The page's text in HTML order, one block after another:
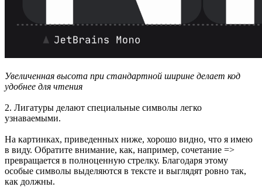
Увеличенная высота при стандартной ширине делает код
удобнее для чтения
2. Лигатуры делают специальные символы легко
узнаваемыми.
На картинках, приведенных ниже, хорошо видно, что я имею
в виду. Обратите внимание, как, например, сочетание =>
превращается в полноценную стрелку. Благодаря этому
особые символы выделяются в тексте и выглядят ровно так,
как должны.